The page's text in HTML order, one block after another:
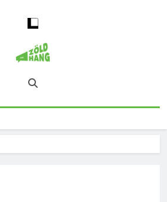
Magyarország
Zöld Hangja
Zöld Hang – Természet, Klímaváltozás,
Fenntarthatóság, Jövő